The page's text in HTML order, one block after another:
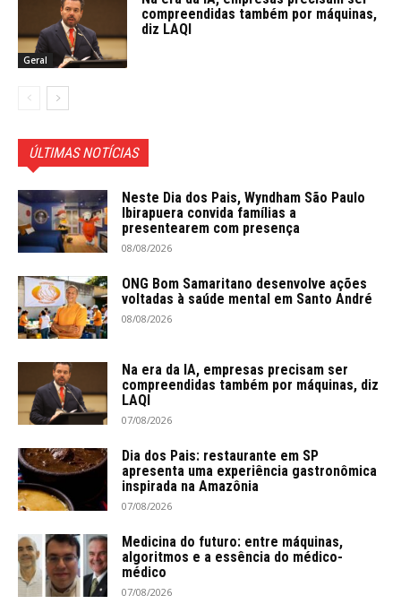
Geral
compreendidas também por máquinas,
diz LAQI
ÚLTIMAS NOTÍCIAS
Neste Dia dos Pais, Wyndham São Paulo
Ibirapuera convida famílias a
presentearem com presença
08/08/2026
ONG Bom Samaritano desenvolve ações
voltadas à saúde mental em Santo André
08/08/2026
Na era da IA, empresas precisam ser
compreendidas também por máquinas, diz
LAQI
07/08/2026
Dia dos Pais: restaurante em SP
apresenta uma experiência gastronômica
inspirada na Amazônia
07/08/2026
Medicina do futuro: entre máquinas,
algoritmos e a essência do médico-
médico
07/08/2026